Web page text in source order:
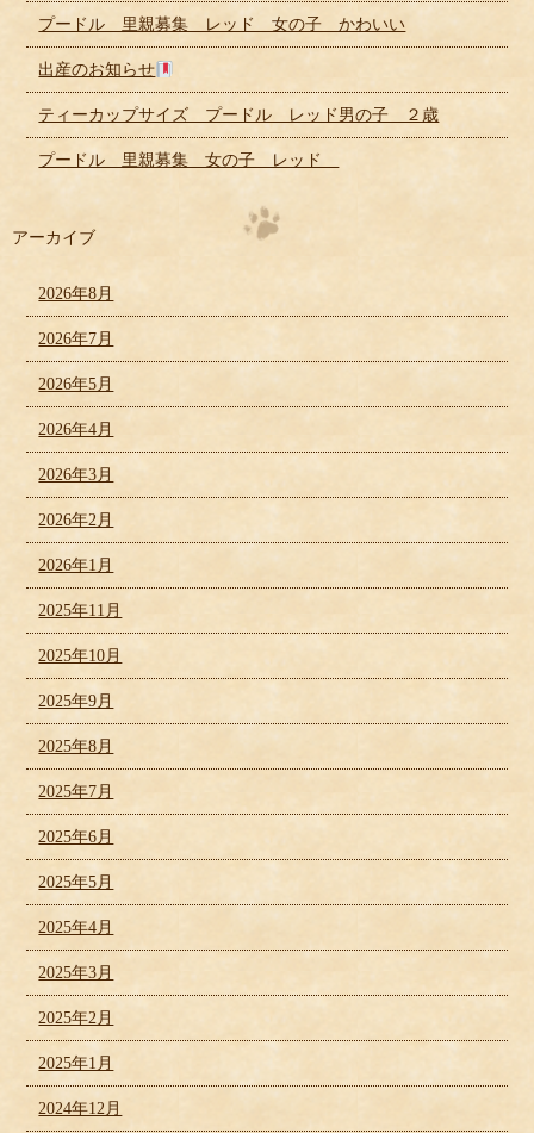
プードル 里親募集 レッド 女の子 かわいい
出産のお知らせ
ティーカップサイズ プードル レッド男の子 ２歳
プードル 里親募集 女の子 レッド
アーカイブ
2026年8月
2026年7月
2026年5月
2026年4月
2026年3月
2026年2月
2026年1月
2025年11月
2025年10月
2025年9月
2025年8月
2025年7月
2025年6月
2025年5月
2025年4月
2025年3月
2025年2月
2025年1月
2024年12月